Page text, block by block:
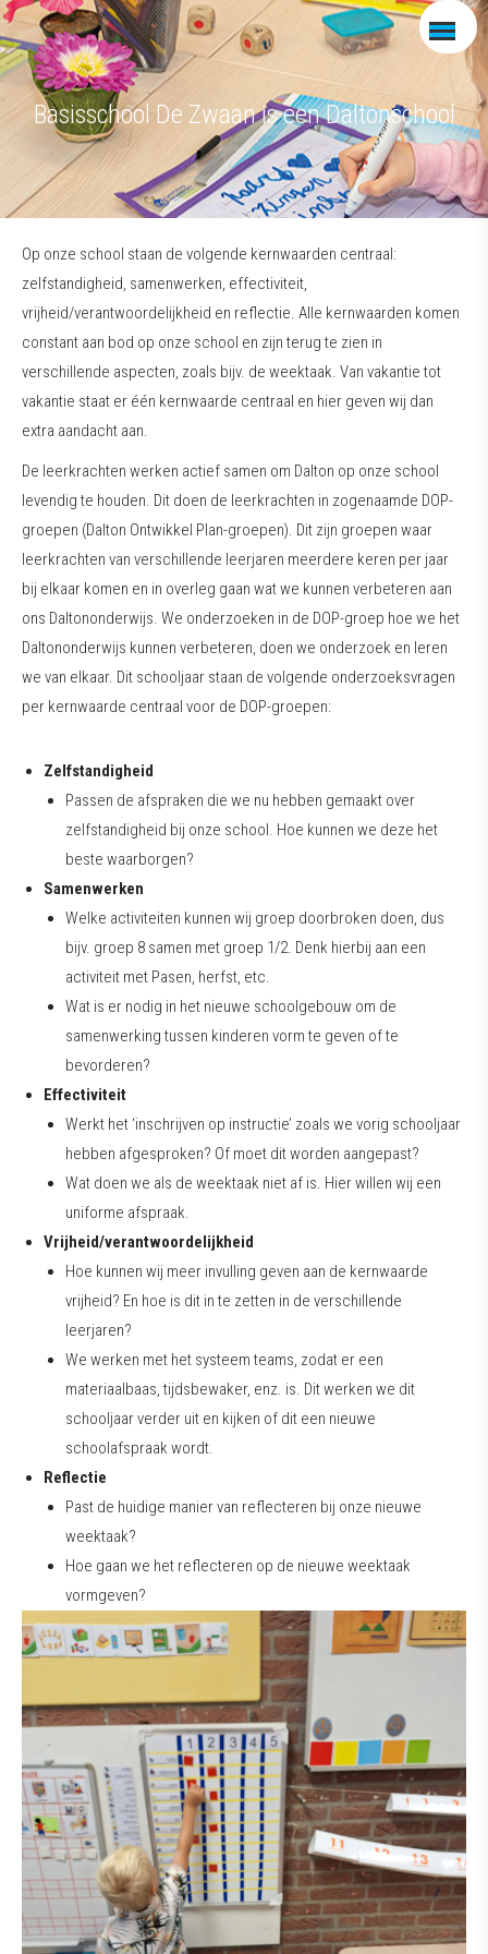
Basisschool De Zwaan is een Daltonschool
Op onze school staan de volgende kernwaarden centraal:
zelfstandigheid, samenwerken, effectiviteit,
vrijheid/verantwoordelijkheid en reflectie. Alle kernwaarden komen
constant aan bod op onze school en zijn terug te zien in
verschillende aspecten, zoals bijv. de weektaak. Van vakantie tot
vakantie staat er één kernwaarde centraal en hier geven wij dan
extra aandacht aan.
De leerkrachten werken actief samen om Dalton op onze school
levendig te houden. Dit doen de leerkrachten in zogenaamde DOP-
groepen (Dalton Ontwikkel Plan-groepen). Dit zijn groepen waar
leerkrachten van verschillende leerjaren meerdere keren per jaar
bij elkaar komen en in overleg gaan wat we kunnen verbeteren aan
ons Daltononderwijs. We onderzoeken in de DOP-groep hoe we het
Daltononderwijs kunnen verbeteren, doen we onderzoek en leren
we van elkaar. Dit schooljaar staan de volgende onderzoeksvragen
per kernwaarde centraal voor de DOP-groepen:
Zelfstandigheid
Passen de afspraken die we nu hebben gemaakt over
zelfstandigheid bij onze school. Hoe kunnen we deze het
beste waarborgen?
Samenwerken
Welke activiteiten kunnen wij groep doorbroken doen, dus
bijv. groep 8 samen met groep 1/2. Denk hierbij aan een
activiteit met Pasen, herfst, etc.
Wat is er nodig in het nieuwe schoolgebouw om de
samenwerking tussen kinderen vorm te geven of te
bevorderen?
Effectiviteit
Werkt het ‘inschrijven op instructie’ zoals we vorig schooljaar
hebben afgesproken? Of moet dit worden aangepast?
Wat doen we als de weektaak niet af is. Hier willen wij een
uniforme afspraak.
Vrijheid/verantwoordelijkheid
Hoe kunnen wij meer invulling geven aan de kernwaarde
vrijheid? En hoe is dit in te zetten in de verschillende
leerjaren?
We werken met het systeem teams, zodat er een
materiaalbaas, tijdsbewaker, enz. is. Dit werken we dit
schooljaar verder uit en kijken of dit een nieuwe
schoolafspraak wordt.
Reflectie
Past de huidige manier van reflecteren bij onze nieuwe
weektaak?
Hoe gaan we het reflecteren op de nieuwe weektaak
vormgeven?